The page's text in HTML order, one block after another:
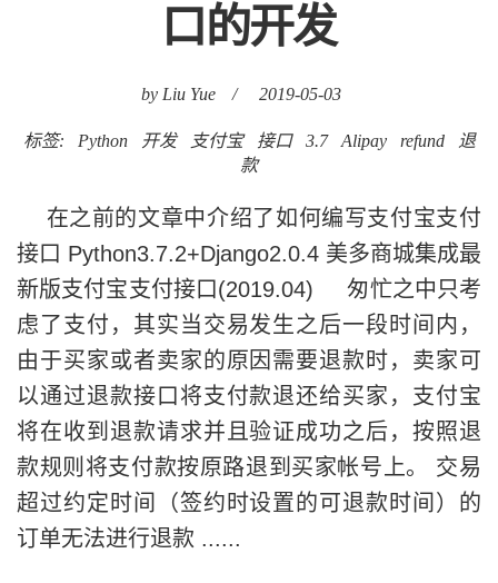
口的开发
by Liu Yue / 2019-05-03
标签: Python 开发 支付宝 接口 3.7 Alipay refund
退
款
在之前的文章中介绍了如何编写支付宝支付
接口 Python3.7.2+Django2.0.4 美多商城集成最
新版支付宝支付接口(2019.04) 匆忙之中只考
虑了支付，其实当交易发生之后一段时间内，
由于买家或者卖家的原因需要退款时，卖家可
以通过退款接口将支付款退还给买家，支付宝
将在收到退款请求并且验证成功之后，按照退
款规则将支付款按原路退到买家帐号上。 交易
超过约定时间（签约时设置的可退款时间）的
订单无法进行退款 ......